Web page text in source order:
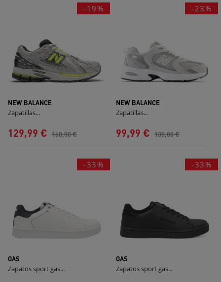
-19%
NEW BALANCE
Zapatillas...
129,99 € 160,00 €
-23%
NEW BALANCE
Zapatillas...
99,99 € 130,00 €
-33%
GAS
Zapatos sport gas...
-33%
GAS
Zapatos sport gas...